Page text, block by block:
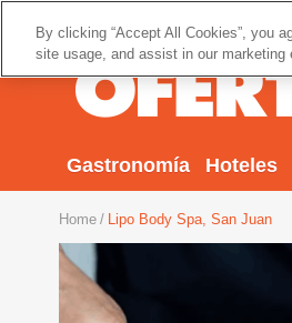
Gastronomía Hoteles
Home Lipo Body Spa, San Juan
By clicking “Accept All Cookies”, you
site usage, and assist in our marketing